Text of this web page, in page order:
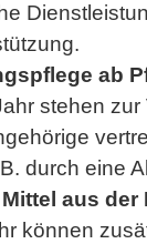
ab
stehen
durch eine
aus der
können